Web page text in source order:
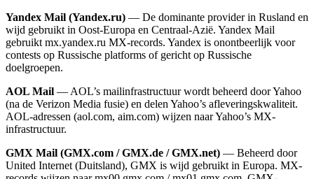
Yandex Mail (Yandex.ru) — De dominante provider in Rusland en
wijd gebruikt in Oost-Europa en Centraal-Azië. Yandex Mail
gebruikt mx.yandex.ru MX-records. Yandex is onontbeerlijk voor
contests op Russische platforms of gericht op Russische
doelgroepen.
AOL Mail — AOL’s mailinfrastructuur wordt beheerd door Yahoo
(na de Verizon Media fusie) en delen Yahoo’s afleveringskwaliteit.
AOL-adressen (aol.com, aim.com) wijzen naar Yahoo’s MX-
infrastructuur.
GMX Mail (GMX.com / GMX.de / GMX.net) — Beheerd door
United Internet (Duitsland), GMX is wijd gebruikt in Europa. MX-